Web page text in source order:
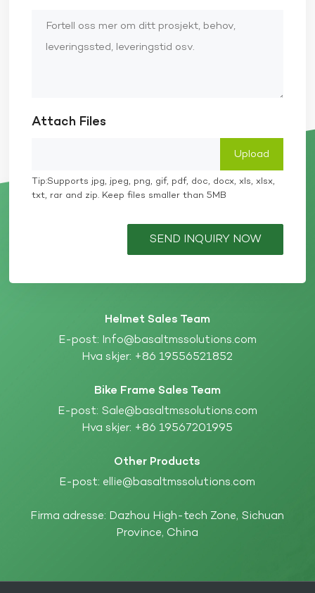
Attach Files
Tip:Supports jpg, jpeg, png, gif, pdf, doc, docx, xls, xlsx,
txt, rar and zip. Keep files smaller than 5MB
SEND INQUIRY NOW
Helmet Sales Team
E-post: Info@basaltmssolutions.com
Hva skjer: +86 19556521852
Bike Frame Sales Team
E-post: Sale@basaltmssolutions.com
Hva skjer: +86 19567201995
Other Products
E-post: ellie@basaltmssolutions.com
Firma adresse: Dazhou High-tech Zone, Sichuan
Province, China